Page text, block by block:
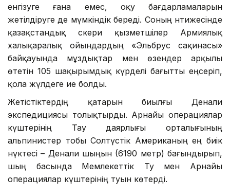
енгізуге ғана емес, оқу бағдарламаларын
жетілдіруге де мүмкіндік береді. Соның нәтижесінде
қазақстандық әскери қызметшілер Армиялық
халықаралық ойындардың «Эльбрус сақинасы»
байқауында мұздықтар мен өзендер арқылы
өтетін 105 шақырымдық күрделі бағытты еңсеріп,
қола жүлдеге ие болды.
Жетістіктердің қатарын биылғы Денали
экспедициясы толықтырды. Арнайы операциялар
күштерінің Тау даярлығы орталығының
альпинистер тобы Солтүстік Американың ең биік
нүктесі – Денали шыңын (6190 метр) бағындырып,
шың басында Мемлекеттік Ту мен Арнайы
операциялар күштерінің туын көтерді.